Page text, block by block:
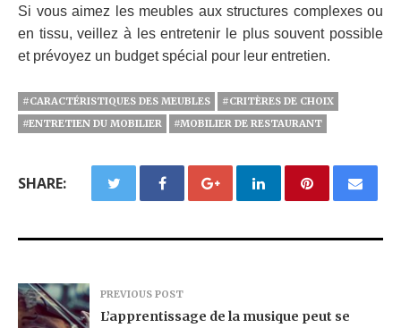
Si vous aimez les meubles aux structures complexes ou
en tissu, veillez à les entretenir le plus souvent possible
et prévoyez un budget spécial pour leur entretien.
#CARACTÉRISTIQUES DES MEUBLES
#CRITÈRES DE CHOIX
#ENTRETIEN DU MOBILIER
#MOBILIER DE RESTAURANT
SHARE:
PREVIOUS POST
L’apprentissage de la musique peut se